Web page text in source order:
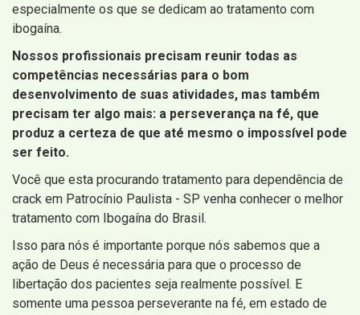
especialmente os que se dedicam ao tratamento com
ibogaína.
Nossos profissionais precisam reunir todas as
competências necessárias para o bom
desenvolvimento de suas atividades, mas também
precisam ter algo mais: a perseverança na fé, que
produz a certeza de que até mesmo o impossível pode
ser feito.
Você que esta procurando tratamento para dependência de
crack em Patrocínio Paulista - SP venha conhecer o melhor
tratamento com Ibogaína do Brasil.
Isso para nós é importante porque nós sabemos que a
ação de Deus é necessária para que o processo de
libertação dos pacientes seja realmente possível. E
somente uma pessoa perseverante na fé, em estado de